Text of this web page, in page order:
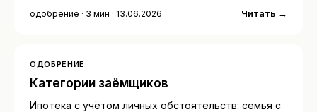
одобрение · 3 мин · 13.06.2026 Читать →
ОДОБРЕНИЕ
Категории заёмщиков
Ипотека с учётом личных обстоятельств: семья с